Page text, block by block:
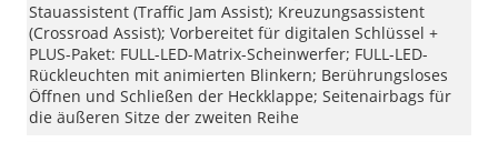
Stauassistent (Traffic Jam Assist); Kreuzungsassistent
(Crossroad Assist); Vorbereitet für digitalen Schlüssel +
PLUS-Paket: FULL-LED-Matrix-Scheinwerfer; FULL-LED-
Rückleuchten mit animierten Blinkern; Berührungsloses
Öffnen und Schließen der Heckklappe; Seitenairbags für
die äußeren Sitze der zweiten Reihe